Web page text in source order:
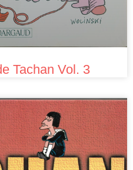
Tachan Vol. 3